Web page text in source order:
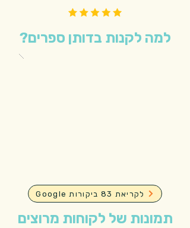
למה לקנות בדותן ספרים?
Google לקריאת 83 ביקורות
תמונות של לקוחות מרוצים